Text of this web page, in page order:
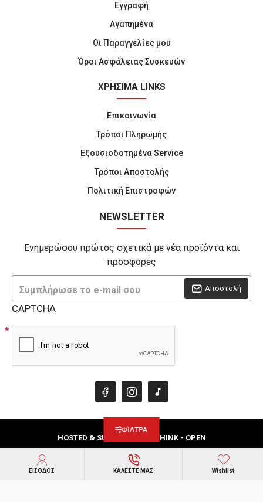
Εγγραφή
Αγαπημένα
Οι Παραγγελίες μου
Όροι Ασφάλειας Συσκευών
ΧΡΗΣΙΜΑ LINKS
Επικοινωνία
Τρόποι Πληρωμής
Εξουσιοδοτημένα Service
Τρόποι Αποστολής
Πολιτική Επιστροφών
NEWSLETTER
Ενημερώσου πρώτος σχετικά με νέα προϊόντα και
προσφορές
Αποστολή
CAPTCHA
HOSTED & SUPPORTED BY THINK - OPEN
ΕΙΣΟΔΟΣ ΚΑΛΕΣΤΕ ΜΑΣ Wishlist
ΦΊΛΤΡΑ